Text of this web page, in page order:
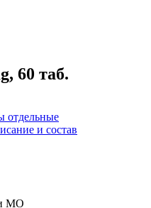
60 таб.
отдельные
и состав
и МО